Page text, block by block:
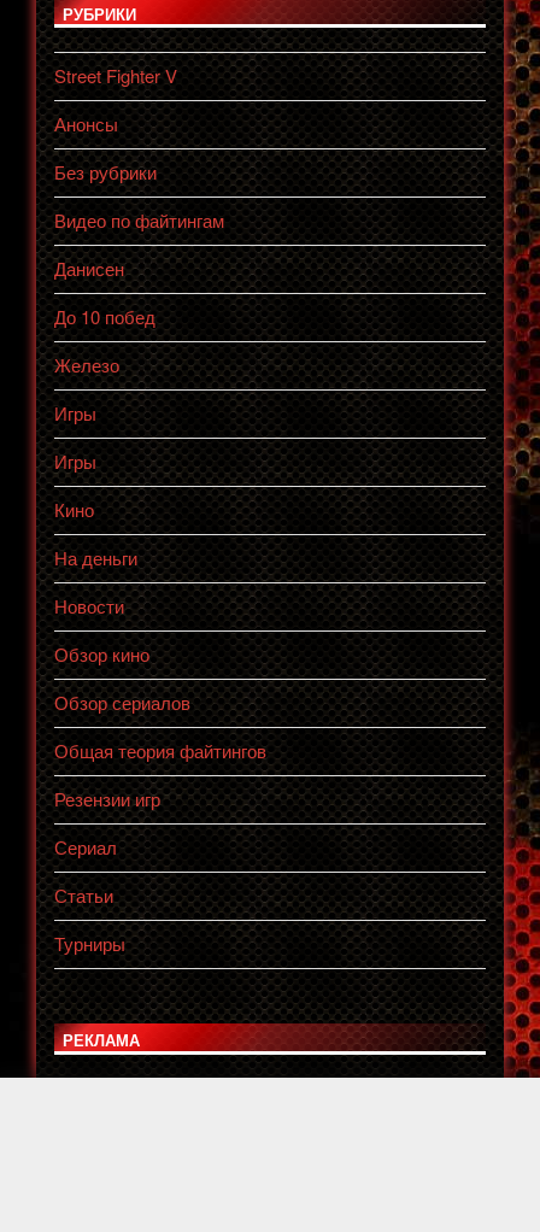
РУБРИКИ
Street Fighter V
Анонсы
Без рубрики
Видео по файтингам
Данисен
До 10 побед
Железо
Игры
Игры
Кино
На деньги
Новости
Обзор кино
Обзор сериалов
Общая теория файтингов
Резензии игр
Сериал
Статьи
Турниры
РЕКЛАМА